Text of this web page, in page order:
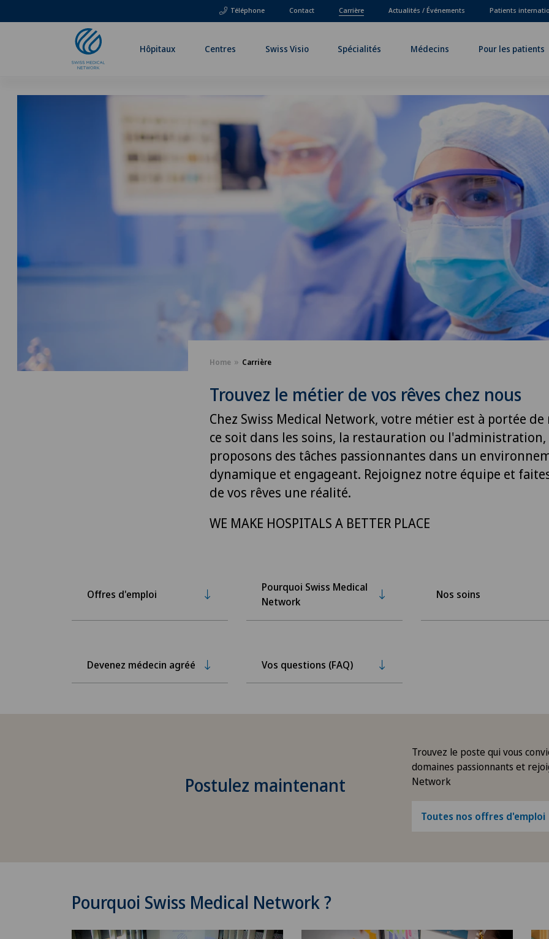
Téléphone Contact Carrière Actualités / Événements Patients
Hôpitaux Centres Swiss Visio Spécialités Médecins Pour les patients
Home Carrière
Trouvez le métier de vos rêves chez nous
Chez Swiss Medical Network, votre métier est à portée de
ce soit dans les soins, la restauration ou l'administration,
proposons des tâches passionnantes dans un
dynamique et engageant. Rejoignez notre équipe et
de vos rêves une réalité.
WE MAKE HOSPITALS A BETTER PLACE
Offres d'emploi
Pourquoi Swiss Medical
Network
Nos soins
Devenez médecin agréé Vos questions (FAQ)
Postulez maintenant
Trouvez le poste qui vous
domaines passionnants et
Network
Toutes nos offres d'emploi
Pourquoi Swiss Medical Network ?